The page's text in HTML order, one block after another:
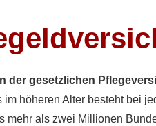
der gesetzlichen
im höheren Alter besteht bei
mehr als zwei Millionen